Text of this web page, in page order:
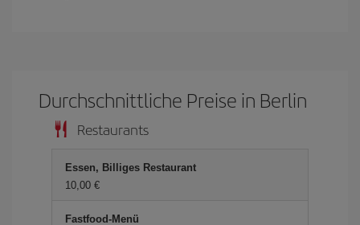
Durchschnittliche Preise in Berlin
Restaurants
Essen, Billiges Restaurant
10,00 €
Fastfood-Menü